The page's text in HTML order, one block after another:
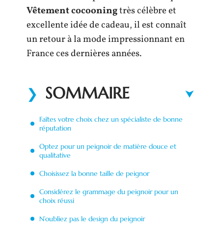
Vêtement cocooningtrès célèbre et
excellente idée de cadeau, il est connaît
un retour à la mode impressionnant en
France ces dernières années.
SOMMAIRE
Faîtes votre choix chez un spécialiste de bonne
réputation
Optez pour un peignoir de matière douce et
qualitative
Choisissez la bonne taille de peignor
Considérez le grammage du peignoir pour un
choix réussi
N’oubliez pas le design du peignoir